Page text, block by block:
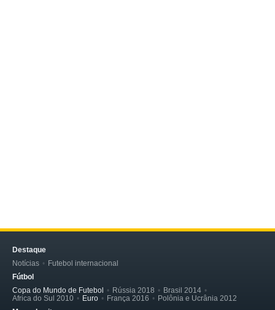
Destaque
Notícias
Futebol internacional
Fútbol
Copa do Mundo de Futebol
Rússia 2018
Brasil 2014
Africa do Sul 2010
Euro França 2016
Polônia e Ucrânia 2012